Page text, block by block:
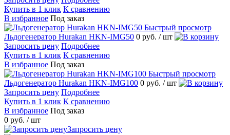
Купить в 1 клик К сравнению
В избранное Под заказ
Быстрый просмотр
Льдогенератор Hurakan HKN-IMG50 0 руб. / шт
Запросить цену Подробнее
Купить в 1 клик К сравнению
В избранное Под заказ
Быстрый просмотр
Льдогенератор Hurakan HKN-IMG100 0 руб. / шт
Запросить цену Подробнее
Купить в 1 клик К сравнению
В избранное Под заказ
0 руб. / шт
Запросить цену